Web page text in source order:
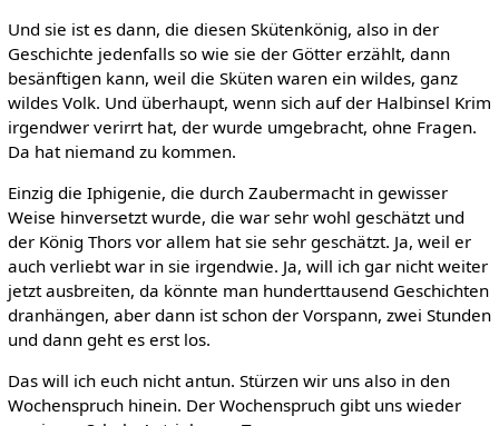
Und sie ist es dann, die diesen Skütenkönig, also in der
Geschichte jedenfalls so wie sie der Götter erzählt, dann
besänftigen kann, weil die Sküten waren ein wildes, ganz
wildes Volk. Und überhaupt, wenn sich auf der Halbinsel Krim
irgendwer verirrt hat, der wurde umgebracht, ohne Fragen.
Da hat niemand zu kommen.
Einzig die Iphigenie, die durch Zaubermacht in gewisser
Weise hinversetzt wurde, die war sehr wohl geschätzt und
der König Thors vor allem hat sie sehr geschätzt. Ja, weil er
auch verliebt war in sie irgendwie. Ja, will ich gar nicht weiter
jetzt ausbreiten, da könnte man hunderttausend Geschichten
dranhängen, aber dann ist schon der Vorspann, zwei Stunden
und dann geht es erst los.
Das will ich euch nicht antun. Stürzen wir uns also in den
Wochenspruch hinein. Der Wochenspruch gibt uns wieder